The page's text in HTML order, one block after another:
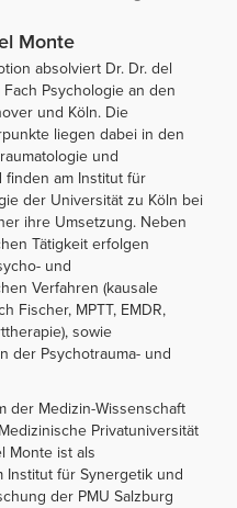
Monte
absolviert Dr. Dr. del
Psychologie an den
und Köln. Die
liegen dabei in den
und
am Institut für
der Universität zu Köln bei
ihre Umsetzung. Neben
Tätigkeit erfolgen
und
Verfahren (kausale
Fischer, MPTT, EMDR,
sowie
der Psychotrauma- und
der Medizin-Wissenschaft
Privatuniversität
Monte ist als
Institut für Synergetik und
der PMU Salzburg